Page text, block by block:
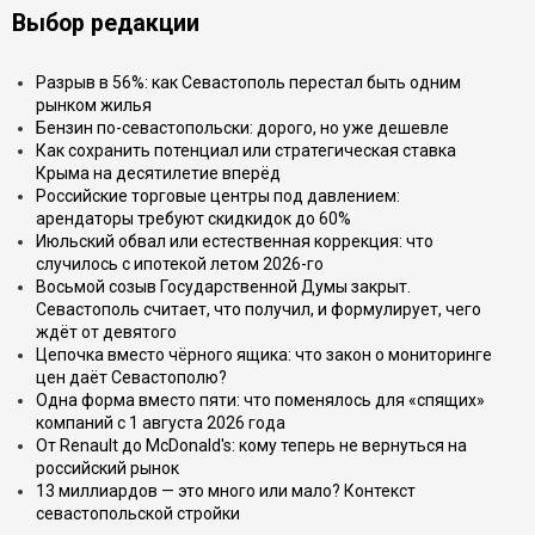
Выбор редакции
Разрыв в 56%: как Севастополь перестал быть одним
рынком жилья
Бензин по-севастопольски: дорого, но уже дешевле
Как сохранить потенциал или стратегическая ставка
Крыма на десятилетие вперёд
Российские торговые центры под давлением:
арендаторы требуют скидкидок до 60%
Июльский обвал или естественная коррекция: что
случилось с ипотекой летом 2026-го
Восьмой созыв Государственной Думы закрыт.
Севастополь считает, что получил, и формулирует, чего
ждёт от девятого
Цепочка вместо чёрного ящика: что закон о мониторинге
цен даёт Севастополю?
Одна форма вместо пяти: что поменялось для «спящих»
компаний с 1 августа 2026 года
От Renault до McDonald's: кому теперь не вернуться на
российский рынок
13 миллиардов — это много или мало? Контекст
севастопольской стройки